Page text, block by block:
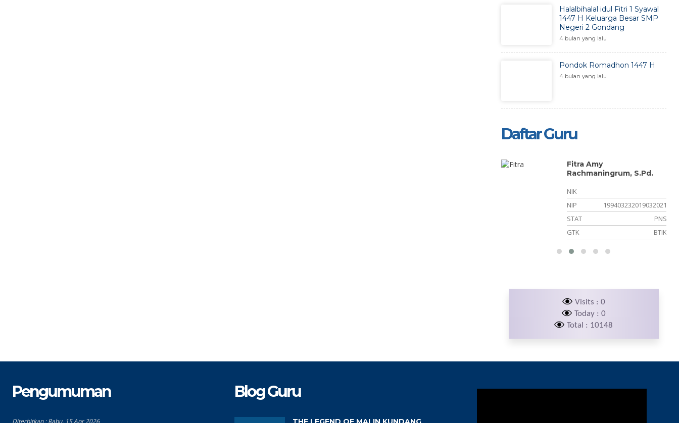
Halalbihalal idul Fitri 1 Syawal
1447 H Keluarga Besar SMP
Negeri 2 Gondang
4 bulan yang lalu
Pondok Romadhon 1447 H
4 bulan yang lalu
Daftar Guru
Fitra Amy
Rachmaningrum, S.Pd.
NIK
NIP
199403232019032021
STAT
PNS
GTK
BTIK
Visits : 0
Today : 0
Total : 10148
Pengumuman
Diterbitkan :Rabu, 15 Apr 2026
Blog Guru